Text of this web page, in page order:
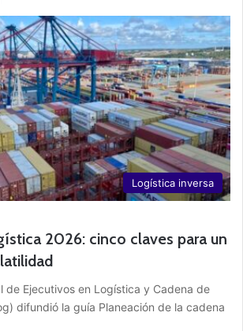
Logística inversa
2026: cinco claves para un
de Ejecutivos en Logística y Cadena de
difundió la guía Planeación de la cadena